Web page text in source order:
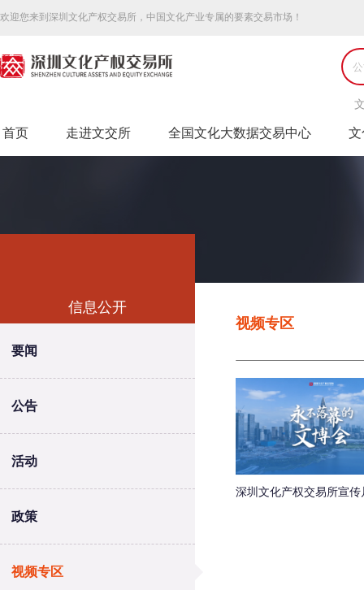
欢迎您来到深圳文化产权交易所，中国文化产业专属的要素交易市场！
首页 走进文交所 全国文化大数据交易中心 文
信息公开
要闻
公告
活动
政策
视频专区
视频专区
深圳文化产权交易所宣传